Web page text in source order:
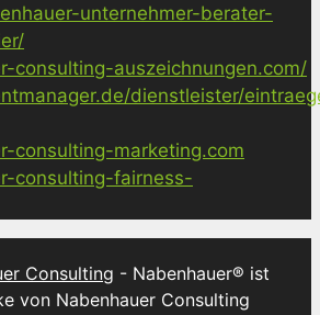
unternehmer-berater-
consulting-auszeichnungen.com/
dienstleister/
consulting-marketing.com
consulting-fairness-
Consulting - Nabenhauer® ist
von Nabenhauer Consulting